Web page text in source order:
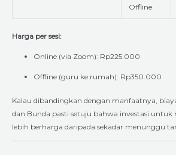
Offline
Harga per sesi:
Online (via Zoom): Rp225.000
Offline (guru ke rumah): Rp350.000
Kalau dibandingkan dengan manfaatnya,
dan Bunda pasti setuju bahwa investasi untuk
lebih berharga daripada sekadar menunggu